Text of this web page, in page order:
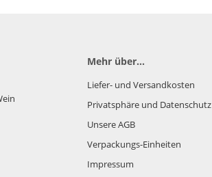
Mehr über...
Liefer- und Versandkosten
Privatsphäre und Datenschutz
Unsere AGB
Verpackungs-Einheiten
Impressum